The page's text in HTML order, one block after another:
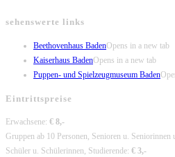
sehenswerte links
Beethovenhaus BadenOpens in a new tab
Kaiserhaus BadenOpens in a new tab
Puppen- und Spielzeugmuseum Baden
Eintrittspreise
Erwachsene: € 8,-
Gruppen ab 10 Personen, Senioren u. Seniorinnen
Schüler u. Schülerinnen, Studierende: € 3,-